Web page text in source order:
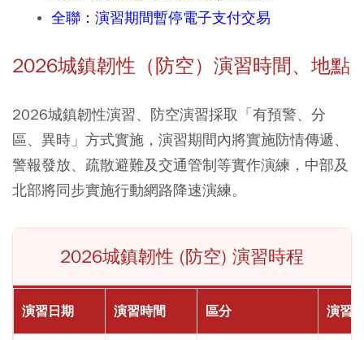
全聯：演習期間暫停電子支付交易
2026城鎮韌性（防空）演習時間、地點
2026城鎮韌性演習、防空演習採取「有預警、分
區、異時」方式實施，演習期間內將實施防情傳遞、
警報發放、疏散避難及交通管制等實作演練，中部及
北部將同步實施行動網路降速演練。
2026城鎮韌性 (防空) 演習時程
演習日期 演習時間 區分 演習